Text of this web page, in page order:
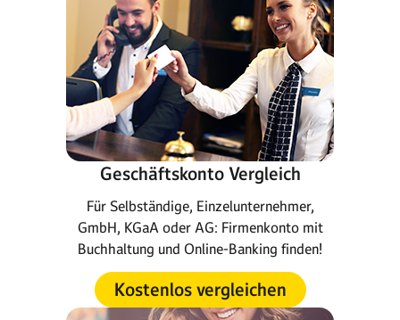
Geschäftskonto Vergleich
Für Selbständige, Einzelunternehmer,
GmbH, KGaA oder AG: Firmenkonto mit
Buchhaltung und Online-Banking finden!
Kostenlos vergleichen